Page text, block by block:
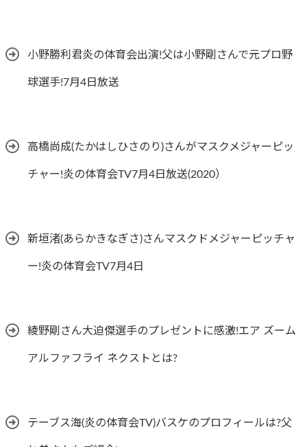
小野勝利君炎の体育会出演!父は小野剛さんで元プロ野
球選手!7月4日放送
高橋尚成(たかはしひさのり)さんがマスクメジャーピッ
チャー!炎の体育会TV7月4日放送(2020）
新垣渚(あらかきなぎさ)さんマスクドメジャーピッチャ
ー!炎の体育会TV7月4日
綾野剛さん大迫傑選手のプレゼントに感激!エア ズーム
アルファフライ ネクストとは?
テーブス海(炎の体育会TV)バスケのプロフィールは?父